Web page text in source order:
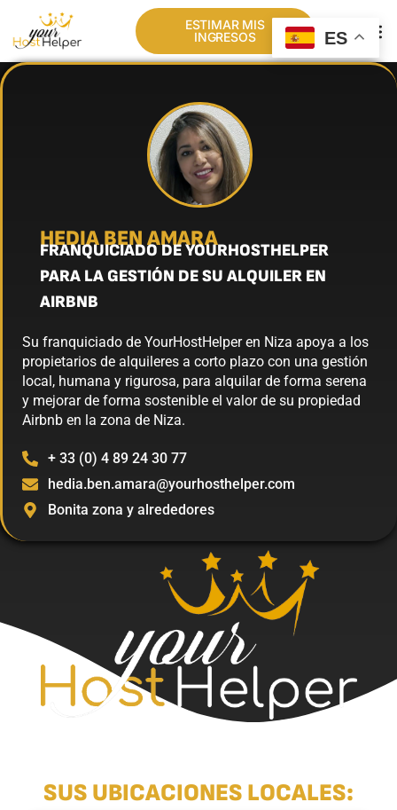
ESTIMAR MIS
INGRESOS
HEDIA BEN AMARA
FRANQUICIADO DE YOURHOSTHELPER
PARA LA GESTIÓN DE SU ALQUILER EN
AIRBNB
Su franquiciado de YourHostHelper en Niza apoya a los
propietarios de alquileres a corto plazo con una gestión
local, humana y rigurosa, para alquilar de forma serena
y mejorar de forma sostenible el valor de su propiedad
Airbnb en la zona de Niza.
+ 33 (0) 4 89 24 30 77
hedia.ben.amara@yourhosthelper.com
Bonita zona y alrededores
SUS UBICACIONES LOCALES:
ES